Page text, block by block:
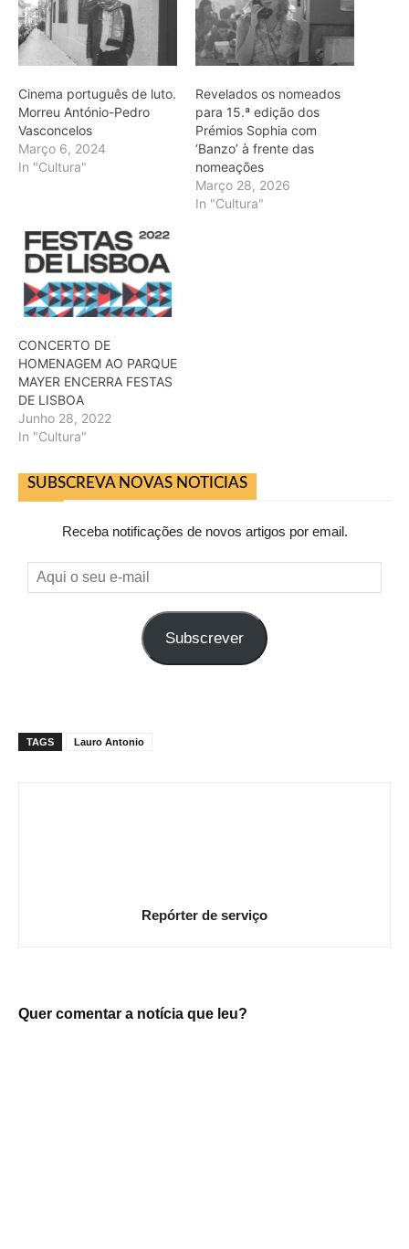
Cinema português de luto.
Morreu António-Pedro
Vasconcelos
Março 6, 2024
In "Cultura"
Revelados os nomeados
para 15.ª edição dos
Prémios Sophia com
‘Banzo’ à frente das
nomeações
Março 28, 2026
In "Cultura"
CONCERTO DE
HOMENAGEM AO PARQUE
MAYER ENCERRA FESTAS
DE LISBOA
Junho 28, 2022
In "Cultura"
SUBSCREVA NOVAS NOTICIAS
Receba notificações de novos artigos por email.
Aqui
o
Subscrever
TAGS Lauro Antonio
Repórter de serviço
Quer comentar a notícia que leu?